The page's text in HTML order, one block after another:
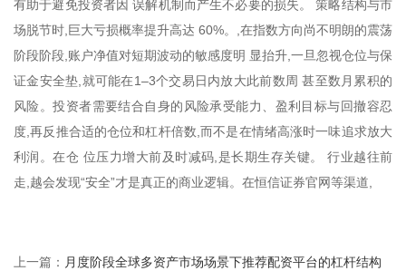
有助于避免投资者因 误解机制而产生不必要的损失。 策略结构与市
场脱节时,巨大亏损概率提升高达 60%。,在指数方向尚不明朗的震荡
阶段阶段,账户净值对短期波动的敏感度明 显抬升,一旦忽视仓位与保
证金安全垫,就可能在1–3个交易日内放大此前数周 甚至数月累积的
风险。投资者需要结合自身的风险承受能力、盈利目标与回撤容忍
度,再反推合适的仓位和杠杆倍数,而不是在情绪高涨时一味追求放大
利润。在仓 位压力增大前及时减码,是长期生存关键。 行业越往前
走,越会发现“安全”才是真正的商业逻辑。在恒信证券官网等渠道,
上一篇： 月度阶段全球多资产市场场景下推荐配资平台的杠杆结构